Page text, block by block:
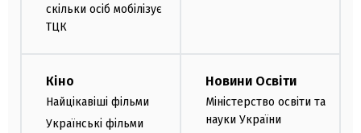
скільки осіб мобілізує
ТЦК
Кіно
Найцікавіші фільми
Українські фільми
Новини Освіти
Міністерство освіти та
науки України